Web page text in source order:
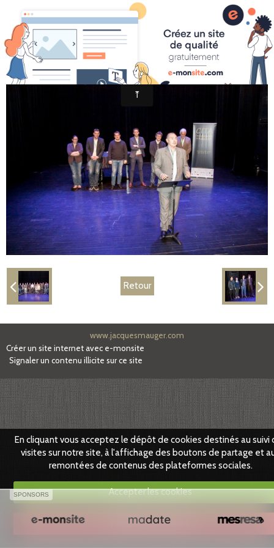
Jacques Mauger/Site officiel
Page d'accueil
News
Instrument
Agenda
Espace Presse
Partenaires
27
Retour
www.jacquesmauger.com
Créer un site internet avec e-monsite
Signaler un contenu illicite sur ce site
SPONSORS
En cliquant vous acceptez le dépôt de cookies destinés au suivi
visites sur notre site, à l'affichage des boutons de partage et
remontées de contenus des plateformes sociales.
Accepter les cookies
Refuser les cookies